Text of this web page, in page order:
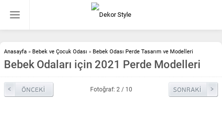
Anasayfa » Bebek ve Çocuk Odası » Bebek Odası Perde Tasarım ve Modelleri
Bebek Odaları için 2021 Perde Modelleri
Fotoğraf: 2 / 10